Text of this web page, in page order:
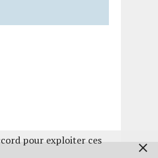
pour exploiter ces